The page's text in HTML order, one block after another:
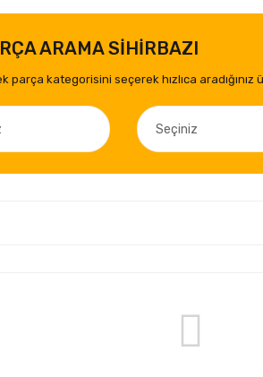
ARAMA SİHİRBAZI
parça kategorisini seçerek hızlıca